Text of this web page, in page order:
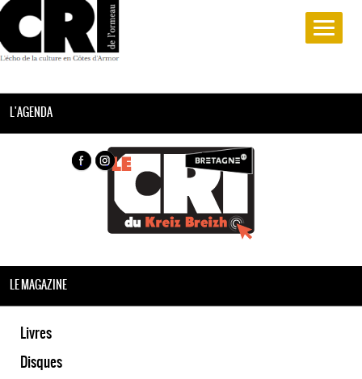
L'AGENDA
LE MAGAZINE
Livres
Disques